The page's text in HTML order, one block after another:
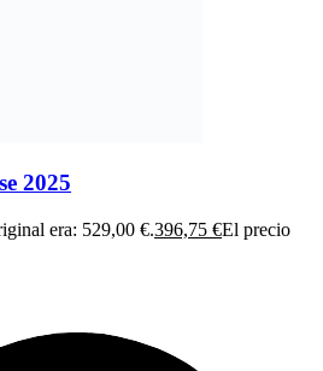
2025
era: 529,00 €.396,75 €El precio